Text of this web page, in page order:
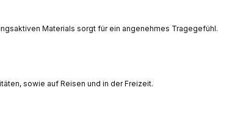
Materials sorgt für ein angenehmes Tragegefühl.
sowie auf Reisen und in der Freizeit.